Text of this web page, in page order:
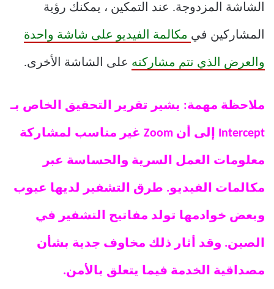
الشاشة المزدوجة. عند التمكين ، يمكنك رؤية
المشاركين في مكالمة الفيديو على شاشة واحدة
والعرض الذي تتم مشاركته على الشاشة الأخرى.
ملاحظة مهمة: يشير تقرير التحقيق الخاص بـ
Intercept إلى أن Zoom غير مناسب لمشاركة
معلومات العمل السرية والحساسة عبر
مكالمات الفيديو. طرق التشفير لديها عيوب
وبعض خوادمها تولد مفاتيح التشفير في
الصين. وقد أثار ذلك مخاوف جدية بشأن
مصداقية الخدمة فيما يتعلق بالأمن.